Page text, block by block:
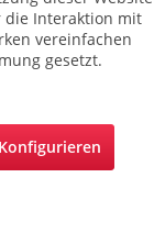
die Interaktion mit
vereinfachen
gesetzt.
Konfigurieren